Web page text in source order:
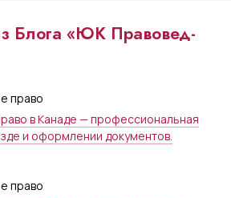
Блога «ЮК Правовед-
право
в Канаде — профессиональная
и оформлении документов.
право